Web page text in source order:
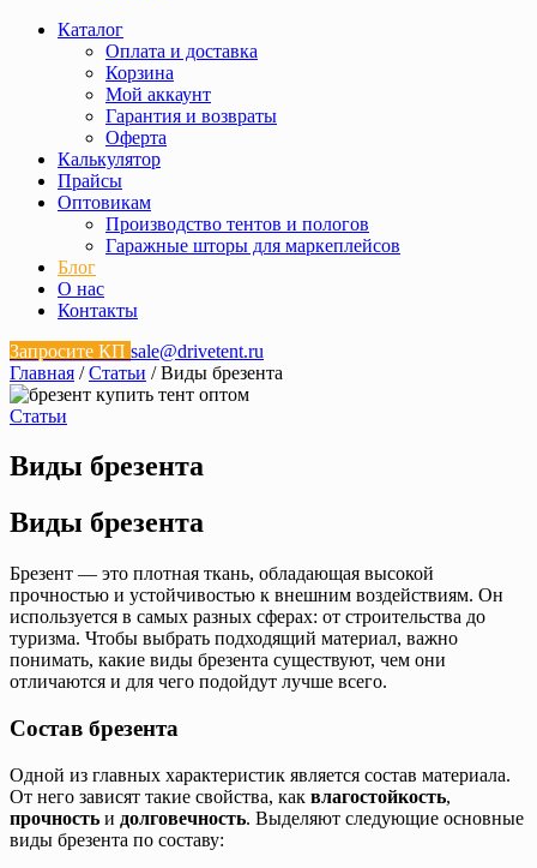
Каталог
Оплата и доставка
Корзина
Мой аккаунт
Гарантия и возвраты
Оферта
Калькулятор
Прайсы
Оптовикам
Производство тентов и пологов
Гаражные шторы для маркеплейсов
Блог
О нас
Контакты
Запросите КП sale@drivetent.ru
Главная /Статьи / Виды брезента
Статьи
Виды брезента
Виды брезента
Брезент — это плотная ткань, обладающая высокой
прочностью и устойчивостью к внешним воздействиям. Он
используется в самых разных сферах: от строительства до
туризма. Чтобы выбрать подходящий материал, важно
понимать, какие виды брезента существуют, чем они
отличаются и для чего подойдут лучше всего.
Состав брезента
Одной из главных характеристик является состав материала.
От него зависят такие свойства, как влагостойкость,
прочность и долговечность. Выделяют следующие основные
виды брезента по составу: